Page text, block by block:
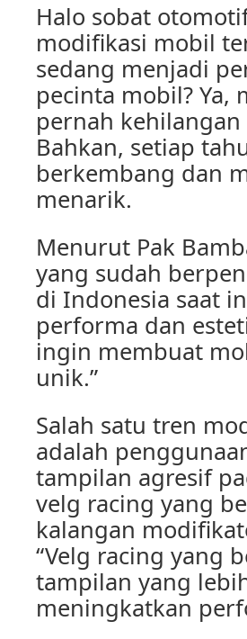
Halo sobat
modifikasi mobil
sedang menjadi
pecinta mobil?
pernah
Bahkan, setiap
berkembang dan
menarik.
Menurut Pak
yang sudah
di Indonesia saat
performa dan
ingin membuat
unik.”
Salah satu tren
adalah
tampilan agresif
velg racing yang
kalangan
“Velg racing yang
tampilan yang
meningkatkan